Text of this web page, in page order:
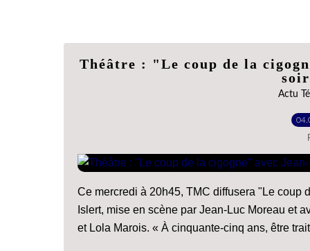
Théâtre : "Le coup de la
Actu
Ce mercredi à 20h45, TMC diffusera "Le coup
Islert, mise en scène par Jean-Luc Moreau et
et Lola Marois. « À cinquante-cinq ans, être